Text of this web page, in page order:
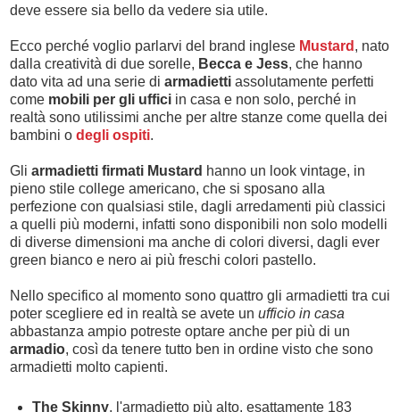
deve essere sia bello da vedere sia utile.
Ecco perché voglio parlarvi del brand inglese Mustard , nato
dalla creatività di due sorelle, Becca e Jess, che hanno
dato vita ad una serie di armadietti assolutamente perfetti
come mobili per gli uffici in casa e non solo, perché in
realtà sono utilissimi anche per altre stanze come quella dei
bambini o degli ospiti.
Gli armadietti firmati Mustard hanno un look vintage, in
pieno stile college americano, che si sposano alla
perfezione con qualsiasi stile, dagli arredamenti più classici
a quelli più moderni, infatti sono disponibili non solo modelli
di diverse dimensioni ma anche di colori diversi, dagli ever
green bianco e nero ai più freschi colori pastello.
Nello specifico al momento sono quattro gli armadietti tra cui
poter scegliere ed in realtà se avete un ufficio in casa
abbastanza ampio potreste optare anche per più di un
armadio, così da tenere tutto ben in ordine visto che sono
armadietti molto capienti.
The Skinny, l'armadietto più alto, esattamente 183